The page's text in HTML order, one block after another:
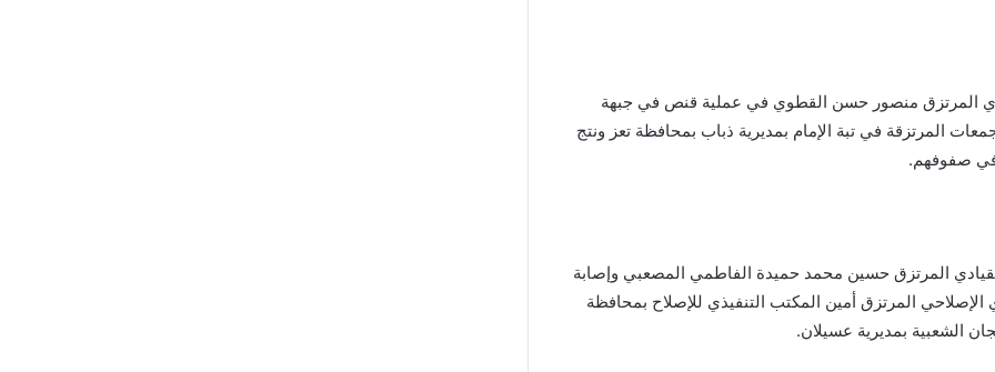
المرتزق منصور حسن القطوي في عملية قنص في جبهة
المرتزقة في تبة الإمام بمديرية ذباب بمحافظة تعز ونتج
صفوفهم.
المرتزق حسين محمد حميدة الفاطمي المصعبي وإصابة
الإصلاحي المرتزق أمين المكتب التنفيذي للإصلاح بمحافظة
الشعبية بمديرية عسيلان.
أضرار تفوق التصور تلحق بيمناء الحديدة جراء
العدوان السعودي
منصات الشحن البحري الدولية: شلل في
الموانئ السعودية